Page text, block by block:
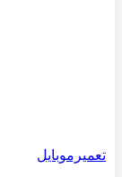
تعمیرموبایل